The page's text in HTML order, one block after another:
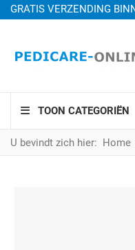
GRATIS VERZENDING
TOON CATEGORIËN
U bevindt zich hier: Home